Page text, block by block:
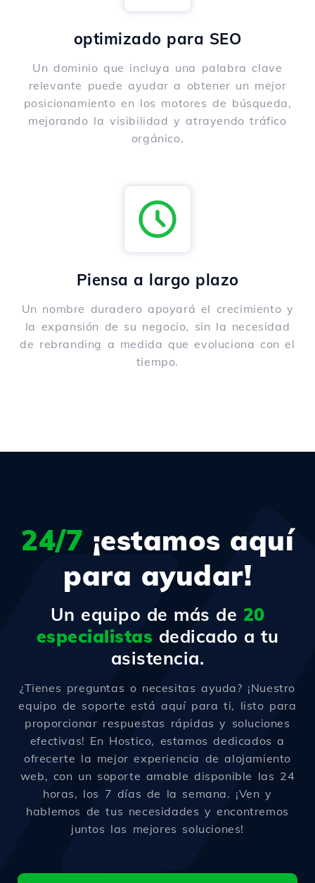
optimizado para SEO
Un dominio que incluya una palabra clave
relevante puede ayudar a obtener un mejor
posicionamiento en los motores de búsqueda,
mejorando la visibilidad y atrayendo tráfico
orgánico.
Piensa a largo plazo
Un nombre duradero apoyará el crecimiento y
la expansión de su negocio, sin la necesidad
de rebranding a medida que evoluciona con el
tiempo.
24/7 ¡estamos aquí
para ayudar!
Un equipo de más de 20
especialistas dedicado a tu
asistencia.
¿Tienes preguntas o necesitas ayuda? ¡Nuestro
equipo de soporte está aquí para ti, listo para
proporcionar respuestas rápidas y soluciones
efectivas! En Hostico, estamos dedicados a
ofrecerte la mejor experiencia de alojamiento
web, con un soporte amable disponible las 24
horas, los 7 días de la semana. ¡Ven y
hablemos de tus necesidades y encontremos
juntos las mejores soluciones!